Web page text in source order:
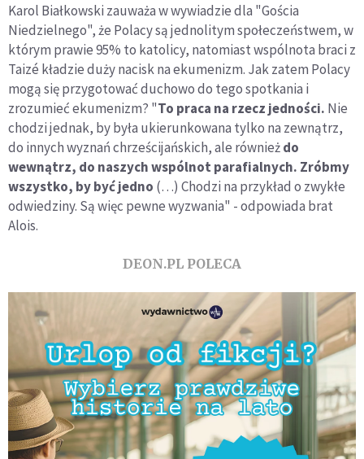
Karol Białkowski zauważa w wywiadzie dla "Gościa
Niedzielnego", że Polacy są jednolitym społeczeństwem, w
którym prawie 95% to katolicy, natomiast wspólnota braci z
Taizé kładzie duży nacisk na ekumenizm. Jak zatem Polacy
mogą się przygotować duchowo do tego spotkania i
zrozumieć ekumenizm? "To praca na rzecz jedności. Nie
chodzi jednak, by była ukierunkowana tylko na zewnątrz,
do innych wyznań chrześcijańskich, ale równieżdo
wewnątrz, do naszych wspólnot parafialnych. Zróbmy
wszystko, by być jedno (…) Chodzi na przykład o zwykłe
odwiedziny. Są więc pewne wyzwania" - odpowiada brat
Alois.
DEON.PL POLECA